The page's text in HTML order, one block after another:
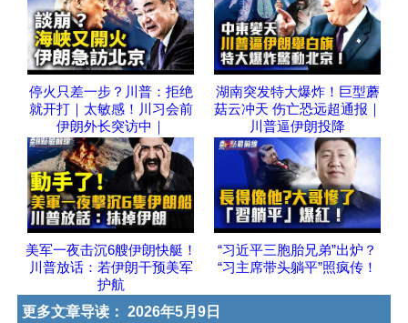
停火只差一步？川普：拒绝
就开打｜太敏感！川习会前
伊朗外长突访中｜
湖南突发特大爆炸！巨型蘑
菇云冲天 伤亡恐远超通报｜
川普逼伊朗投降
美军一夜击沉6艘伊朗快艇！
川普放话：若伊朗干预美军
护航
“习近平三胞胎兄弟”出炉？
“习主席带头躺平”照疯传！
更多文章导读： 2026年5月9日